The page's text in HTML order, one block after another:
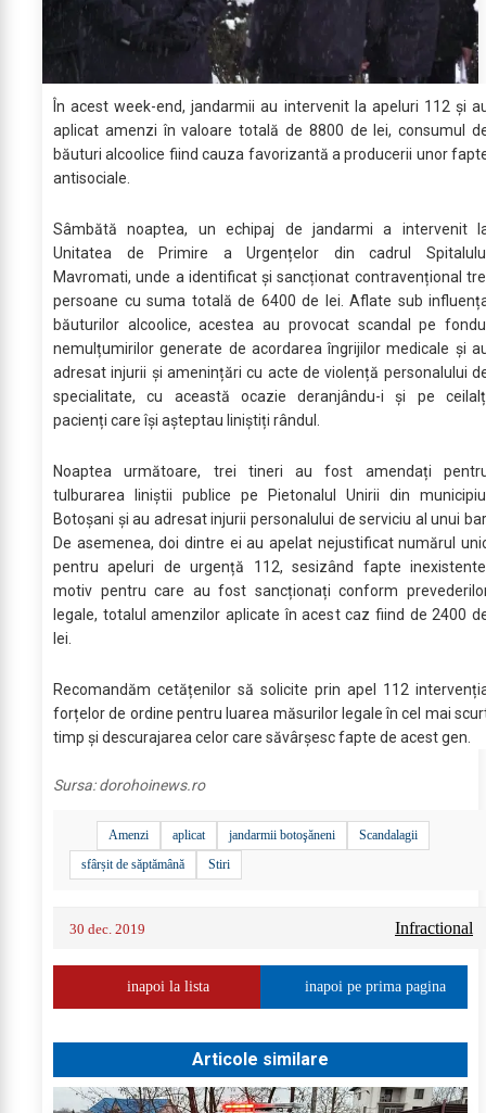
În acest week-end, jandarmii au intervenit la apeluri 112 și
aplicat amenzi în valoare totală de 8800 de lei, consumul
băuturi alcoolice fiind cauza favorizantă a producerii unor
antisociale.
Sâmbătă noaptea, un echipaj de jandarmi a intervenit
Unitatea de Primire a Urgențelor din cadrul
Mavromati, unde a identificat și sancționat contravențional
persoane cu suma totală de 6400 de lei. Aflate sub
băuturilor alcoolice, acestea au provocat scandal pe
nemulțumirilor generate de acordarea îngrijilor medicale și
adresat injurii și amenințări cu acte de violență personalului
specialitate, cu această ocazie deranjându-i și pe
pacienți care își așteptau liniștiți rândul.
Noaptea următoare, trei tineri au fost amendați
tulburarea liniștii publice pe Pietonalul Unirii din
Botoșani și au adresat injurii personalului de serviciu al unui
De asemenea, doi dintre ei au apelat nejustificat numărul
pentru apeluri de urgență 112, sesizând fapte
motiv pentru care au fost sancționați conform
legale, totalul amenzilor aplicate în acest caz fiind de 2400
lei.
Recomandăm cetățenilor să solicite prin apel 112
forțelor de ordine pentru luarea măsurilor legale în cel mai
timp și descurajarea celor care săvârșesc fapte de acest gen.
Sursa:dorohoinews.ro
Amenzi aplicat jandarmii botoşăneni
Scandalagii
sfârșit de săptămână
Stiri
30 dec. 2019 Infractional
inapoi la lista inapoi pe prima pagina
Articole similare